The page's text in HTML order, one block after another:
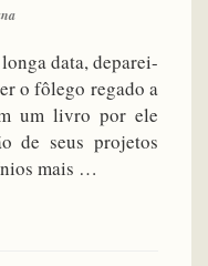
data, deparei-
o fôlego regado a
um livro por ele
de seus projetos
mais …